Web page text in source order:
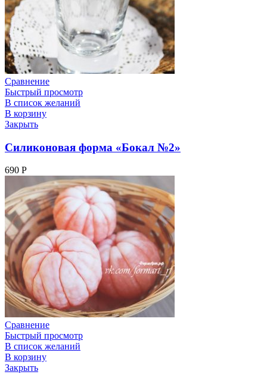
Сравнение
Быстрый просмотр
В список желаний
В корзину
Закрыть
Силиконовая форма «Бокал №2»
690 Р
Сравнение
Быстрый просмотр
В список желаний
В корзину
Закрыть